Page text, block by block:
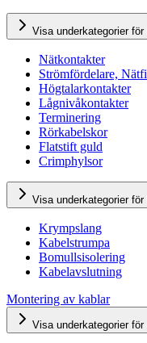
Visa underkategorier
Nätkontakter
Strömfördelare,
Högtalarkontakter
Lågnivåkontakter
Terminering
Rörkabelskor
Flatstift guld
Crimphylsor
Visa underkategorier för
Krympslang
Kabelstrumpa
Bomullsisolering
Kabelavslutning
Montering av kablar
Visa underkategorier för